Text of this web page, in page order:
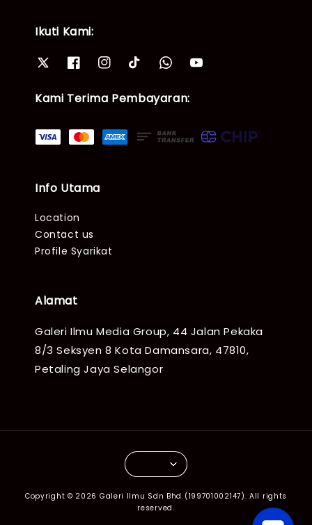
Ikuti Kami:
Kami Terima Pembayaran:
Info Utama
Location
Contact us
Profile Syarikat
Alamat
Galeri Ilmu Media Group, 44 Jalan Pekaka
8/3 Seksyen 8 Kota Damansara, 47810,
Petaling Jaya Selangor
Copyright © 2026 Galeri Ilmu Sdn Bhd (199701002147). All rights
reserved.